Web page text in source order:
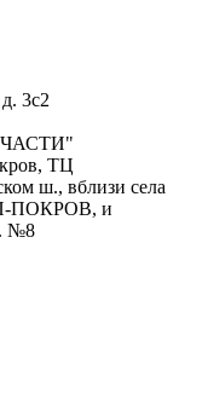
3с2
ТЦ
ш., вблизи села
ПОКРОВ, и
№8